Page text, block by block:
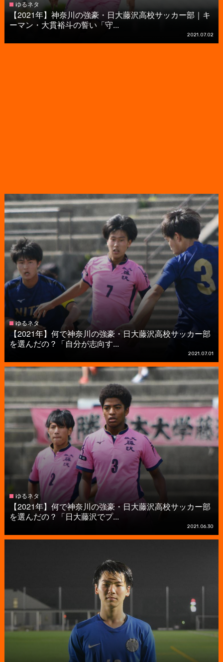
ゆるネタ
【2021年】神奈川の強豪・日大藤沢高校サッカー部｜キ
ーマン・大貫裕斗の誓い「守...
2021.07.02
ゆるネタ
【2021年】何で神奈川の強豪・日大藤沢高校サッカー部
を選んだの？「自分が志向す...
2021.07.01
ゆるネタ
【2021年】何で神奈川の強豪・日大藤沢高校サッカー部
を選んだの？「日大藤沢でプ...
2021.06.30